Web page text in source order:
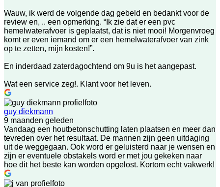
Wauw, ik werd de volgende dag gebeld en bedankt voor de
review en, .. een opmerking. “Ik zie dat er een pvc
hemelwaterafvoer is geplaatst, dat is niet mooi! Morgenvroeg
komt er even iemand om er een hemelwaterafvoer van zink
op te zetten, mijn kosten!”.
En inderdaad zaterdagochtend om 9u is het aangepast.
Wat een service zeg!. Klant voor het leven.
guy diekmann
9 maanden geleden
Vandaag een houtbetonschutting laten plaatsen en meer dan
tevreden over het resultaat. De mannen zijn geen uitdaging
uit de weggegaan. Ook word er geluisterd naar je wensen en
zijn er eventuele obstakels word er met jou gekeken naar
hoe dit het beste kan worden opgelost. Kortom echt vakwerk!